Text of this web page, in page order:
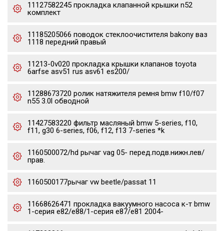
11127582245 прокладка клапанной крышки n52
комплект
11185205066 поводок стеклоочистителя bakony ваз
1118 передний правый
11213-0v020 прокладка крышки клапанов toyota
6arfse asv51 rus asv61 es200/
11288673720 ролик натяжителя ремня bmw f10/f07
n55 3.0l обводной
11427583220 фильтр масляный bmw 5-series, f10,
f11, g30 6-series, f06, f12, f13 7-series *k
1160500072/hd рычаг vag 05- перед.подв.нижн.лев/
прав.
1160500177рычаг vw beetle/passat 11
11668626471 прокладка вакуумного насоса к-т bmw
1-серия e82/e88/1-серия e87/e81 2004-